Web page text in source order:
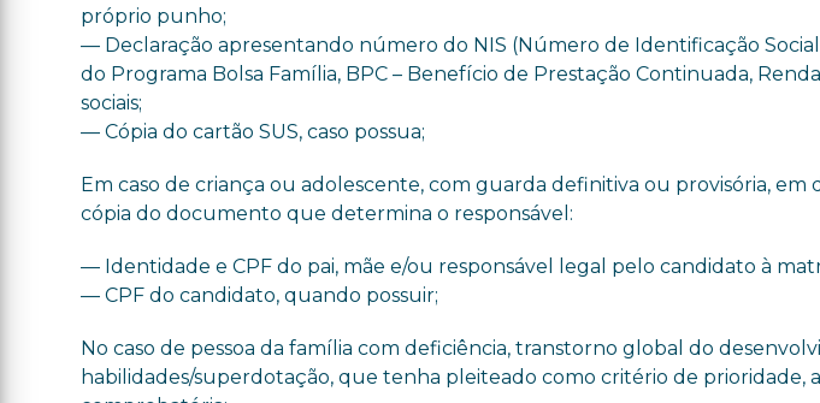
próprio punho;
— Declaração apresentando número do NIS (Número de Identificação
do Programa Bolsa Família, BPC – Benefício de Prestação Continuada,
sociais;
— Cópia do cartão SUS, caso possua;
Em caso de criança ou adolescente, com guarda definitiva ou provisória,
cópia do documento que determina o responsável:
— Identidade e CPF do pai, mãe e/ou responsável legal pelo candidato à
— CPF do candidato, quando possuir;
No caso de pessoa da família com deficiência, transtorno global do
habilidades/superdotação, que tenha pleiteado como critério de prioridade,